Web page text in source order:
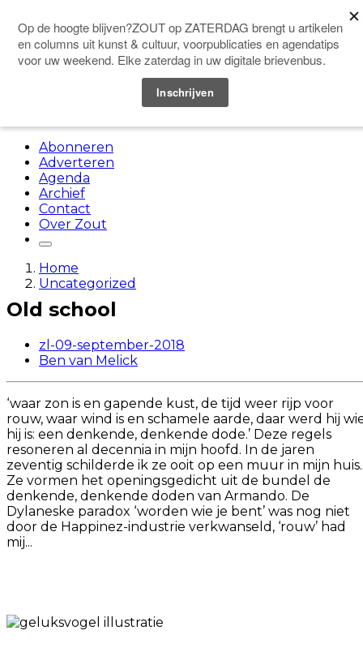
Doneer
Abonneren
Adverteren
Agenda
Archief
Contact
Over Zout
Home
Uncategorized
Old school
zl-09-september-2018
Ben van Melick
‘waar zon is en gapende kust, de tijd weer rijp voor
rouw, waar wind is en schamele aarde, daar werd hij
hij is: een denkende, denkende dode.’ Deze regels
resoneren al decennia in mijn hoofd. In de jaren
zeventig schilderde ik ze ooit op een muur in mijn huis.
Ze vormen het openingsgedicht uit de bundel de
denkende, denkende doden van Armando. De
Dylaneske paradox ‘worden wie je bent’ was nog niet
door de Happinez-industrie verkwanseld, ‘rouw’ had
mij...